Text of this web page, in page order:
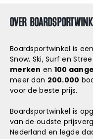
OVER
Boardsportwinkel is
Snow, Ski, Surf en
merken en 100
meer dan 200.000
voor de beste prijs.
Boardsportwinkel is
van de oudste
Nederland en legde